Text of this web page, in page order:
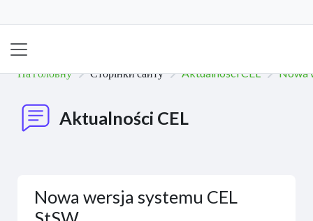
На головну Сторінки сайту Aktualności CEL Nowa
Aktualności CEL
Nowa wersja systemu CEL